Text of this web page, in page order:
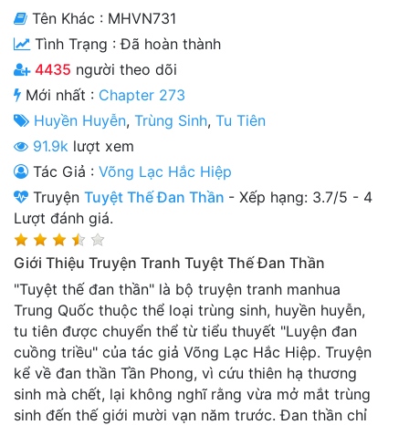
Kinh Dị
Lịch Sử
Mạt Thế
Ngôn Tình
Thanh xuân - Vườn trường
Truyện AI
Truyện Sáng Tác
Trùng Sinh
Trọng sinh
Tu Tiên
Xuyên Không
Tên Khác : MHVN731
Tình Trạng :Đã hoàn thành
4435 người theo dõi
Mới nhất : Chapter 273
Huyền Huyễn, Trùng Sinh, Tu Tiên
91.9k lượt xem
Tác Giả : Võng Lạc Hắc Hiệp
Truyện Tuyệt Thế Đan Thần - Xếp hạng: 3.7/5 - 4
Lượt đánh giá.
Giới Thiệu Truyện Tranh Tuyệt Thế Đan Thần
"Tuyệt thế đan thần" là bộ truyện tranh manhua
Trung Quốc thuộc thể loại trùng sinh, huyền huyễn,
tu tiên được chuyển thể từ tiểu thuyết "Luyện đan
cuồng triều" của tác giả Võng Lạc Hắc Hiệp. Truyện
kể về đan thần Tần Phong, vì cứu thiên hạ thương
sinh mà chết, lại không nghĩ rằng vừa mở mắt trùng
sinh đến thế giới mười vạn năm trước. Đan thần chỉ